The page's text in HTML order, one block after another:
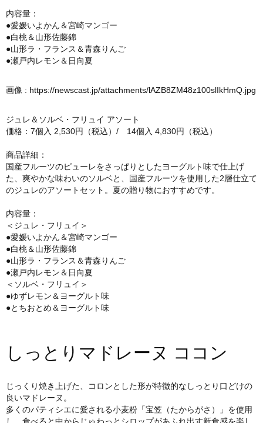
内容量：
●愛媛いよかん＆宮崎マンゴー
●白桃＆山形佐藤錦
●山形ラ・フランス＆青森りんご
●瀬戸内レモン＆日向夏
画像 : https://newscast.jp/attachments/lAZB8ZM48z100slIkHmQ.jpg
ジュレ＆ソルベ・フリュイ アソート
価格：7個入 2,530円（税込）/ 14個入 4,830円（税込）
商品詳細：
国産フルーツのピューレをさっぱりとしたヨーグルト味で仕上げ
た、爽やかな味わいのソルベと、国産フルーツを使用した2層仕立て
のジュレのアソートセット。夏の贈り物におすすめです。
内容量：
＜ジュレ・フリュイ＞
●愛媛いよかん＆宮崎マンゴー
●白桃＆山形佐藤錦
●山形ラ・フランス＆青森りんご
●瀬戸内レモン＆日向夏
＜ソルベ・フリュイ＞
●ゆずレモン＆ヨーグルト味
●とちおとめ＆ヨーグルト味
しっとりマドレーヌ ココン
じっくり焼き上げた、コロンとした形が特徴的なしっとり口どけの
良いマドレーヌ。
多くのパティシエに愛される小麦粉「宝笠（たからがさ）」を使用